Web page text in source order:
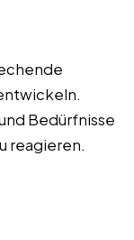
Bedürfnisse
reagieren.